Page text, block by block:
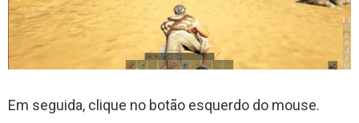
Em seguida, clique no botão esquerdo do mouse.